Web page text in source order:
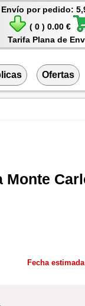
Envío por pedido:
( 0 ) 0.00 €
Tarifa Plana de
Ofertas
Monte
Fecha